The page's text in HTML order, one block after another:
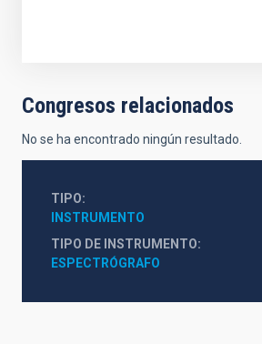
Congresos relacionados
No se ha encontrado ningún resultado.
TIPO
INSTRUMENTO
TIPO DE INSTRUMENTO
ESPECTRÓGRAFO